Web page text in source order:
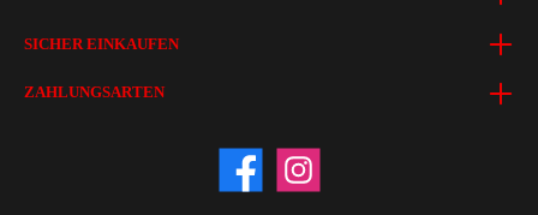
SICHER EINKAUFEN
ZAHLUNGSARTEN